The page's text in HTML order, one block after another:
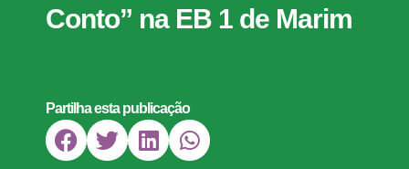
Conto” na EB 1 de Marim
Partilha esta publicação